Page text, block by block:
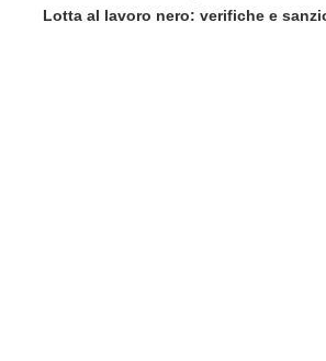
Lotta al lavoro nero: verifiche e